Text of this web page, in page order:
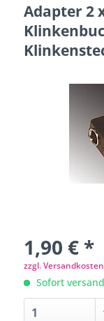
Adapter 2
1,90 € *
zzgl. Versandkosten
Sofort